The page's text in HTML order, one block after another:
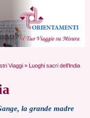
Viaggi » Luoghi sacri dell’India
la grande madre